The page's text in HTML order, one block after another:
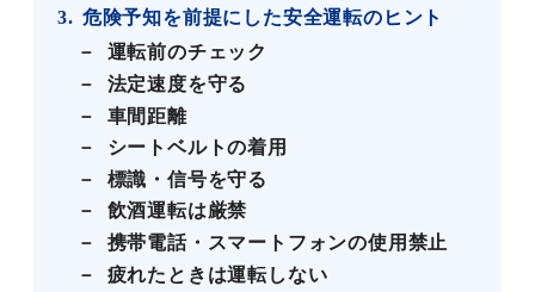
3
危険予知を前提にした安全運転のヒント
運転前のチェック
法定速度を守る
車間距離
シートベルトの着用
標識・信号を守る
飲酒運転は厳禁
携帯電話・スマートフォンの使用禁止
疲れたときは運転しない